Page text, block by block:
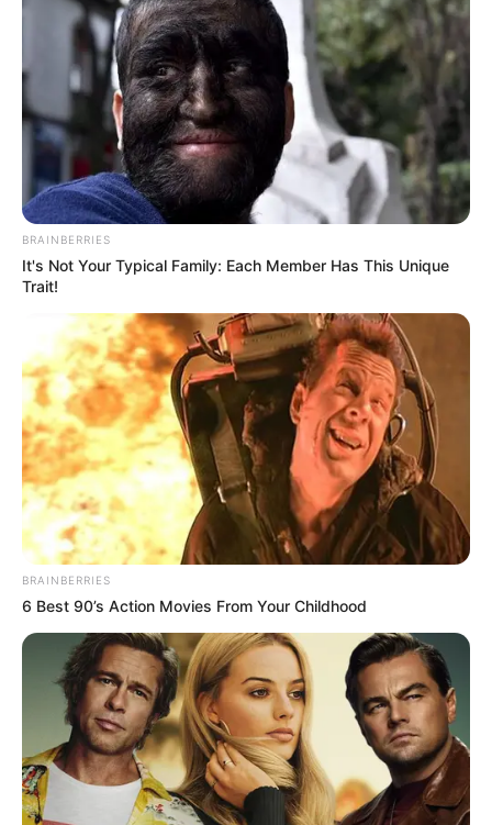
BRAINBERRIES
It's Not Your Typical Family: Each Member Has This Unique
Trait!
BRAINBERRIES
6 Best 90’s Action Movies From Your Childhood